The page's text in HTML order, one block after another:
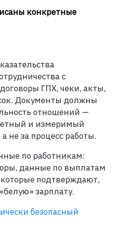
конкретные
с
ГПХ, чеки, акты,
Документы должны
отношений —
и измеримый
а не за процесс работы.
по работникам:
данные по выплатам
подтверждают,
зарплату.
безопасный